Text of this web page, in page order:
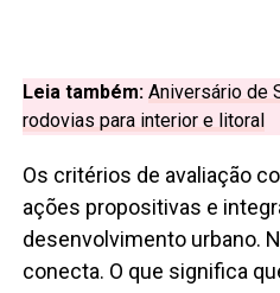
Leia também: Aniversário de
rodovias para interior e litoral
Os critérios de avaliação
ações propositivas e
desenvolvimento urbano.
conecta. O que significa